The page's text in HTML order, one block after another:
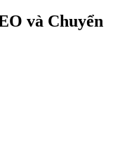
và Chuyển